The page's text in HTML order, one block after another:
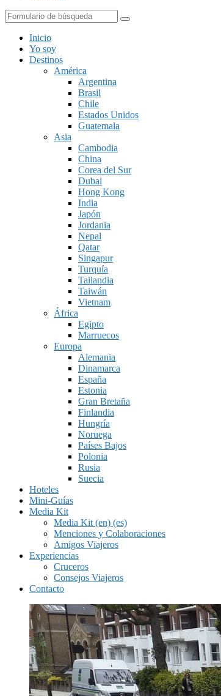
Buscar
Inicio
Yo soy
Destinos
América
Argentina
Brasil
Chile
Estados Unidos
Guatemala
Asia
Cambodia
China
Corea del Sur
Dubai
Hong Kong
India
Japón
Jordania
Nepal
Qatar
Singapur
Turquía
Tailandia
Taiwán
Vietnam
África
Egipto
Marruecos
Europa
Alemania
Dinamarca
España
Estonia
Gran Bretaña
Finlandia
Hungría
Noruega
Países Bajos
Polonia
Rusia
Suecia
Hoteles
Mini-Guías
Media Kit
Media Kit (en) (es)
Menciones y Colaboraciones
Amigos Viajeros
Experiencias
Cruceros
Consejos Viajeros
Contacto